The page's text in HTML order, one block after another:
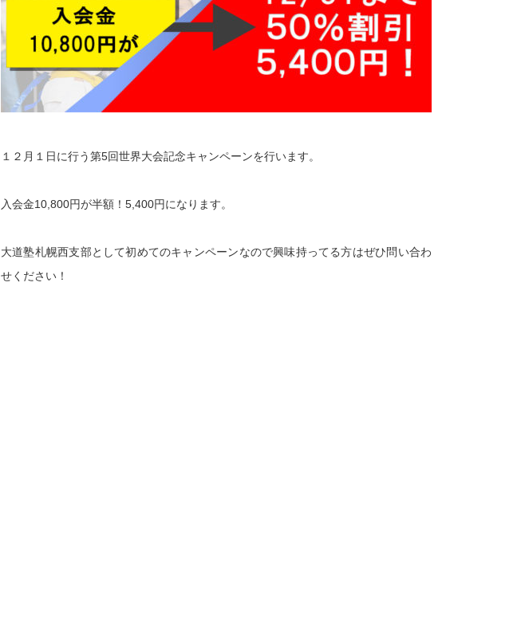
１２月１日に行う第5回世界大会記念キャンペーンを行います。
入会金10,800円が半額！5,400円になります。
大道塾札幌西支部として初めてのキャンペーンなので興味持ってる方はぜひ問い合わ
せください！